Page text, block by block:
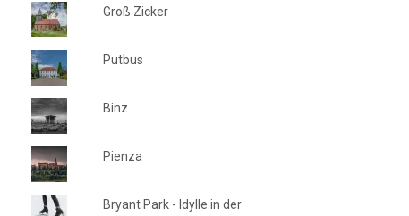
Groß Zicker
Putbus
Binz
Pienza
Bryant Park - Idylle in der